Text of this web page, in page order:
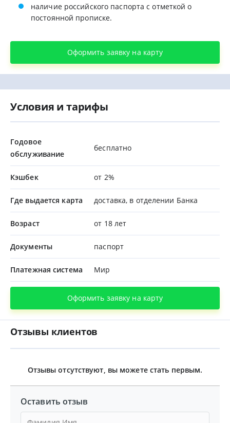
наличие российского паспорта с отметкой о
постоянной прописке.
Оформить заявку на карту
Условия и тарифы
Годовое
обслуживание
бесплатно
Кэшбек от 2%
Где выдается карта доставка, в отделении Банка
Возраст от 18 лет
Документы паспорт
Платежная система Мир
Оформить заявку на карту
Отзывы клиентов
Отзывы отсутствуют, вы можете стать первым.
Оставить отзыв